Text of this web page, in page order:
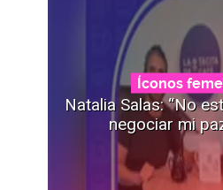
Íconos
Natalia Salas: “No
negociar mi